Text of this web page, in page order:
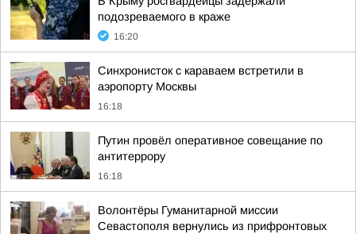
подозреваемого в краже
16:20
Синхронисток с караваем встретили в
аэропорту Москвы
16:18
Путин провёл оперативное совещание по
антитеррору
16:18
Волонтёры Гуманитарной миссии
Севастополя вернулись из прифронтовых